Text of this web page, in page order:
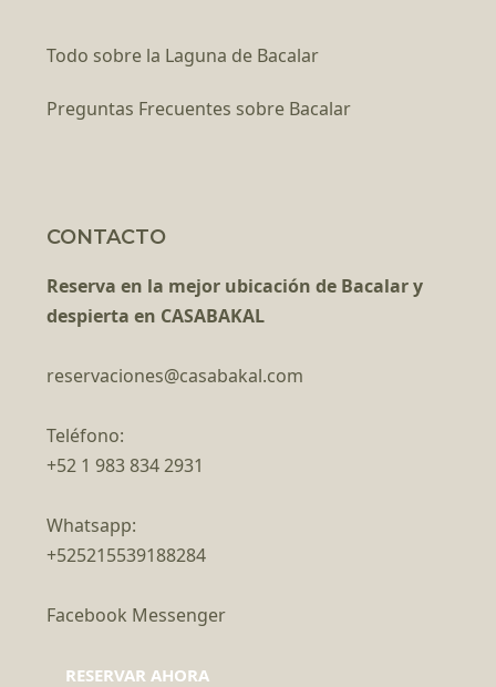
Todo sobre la Laguna de Bacalar
Preguntas Frecuentes sobre Bacalar
CONTACTO
Reserva en la mejor ubicación de Bacalar y
despierta en CASABAKAL
reservaciones@casabakal.com
Teléfono:
+52 1 983 834 2931
Whatsapp:
+525215539188284
Facebook Messenger
RESERVAR AHORA